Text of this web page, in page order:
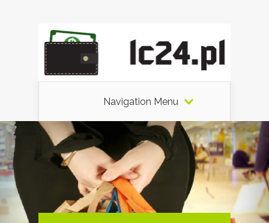
Navigation Menu